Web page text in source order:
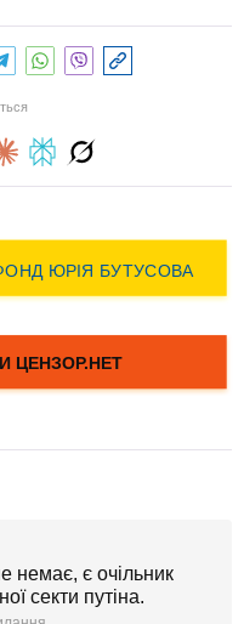
немає, є очільник
секти путіна.